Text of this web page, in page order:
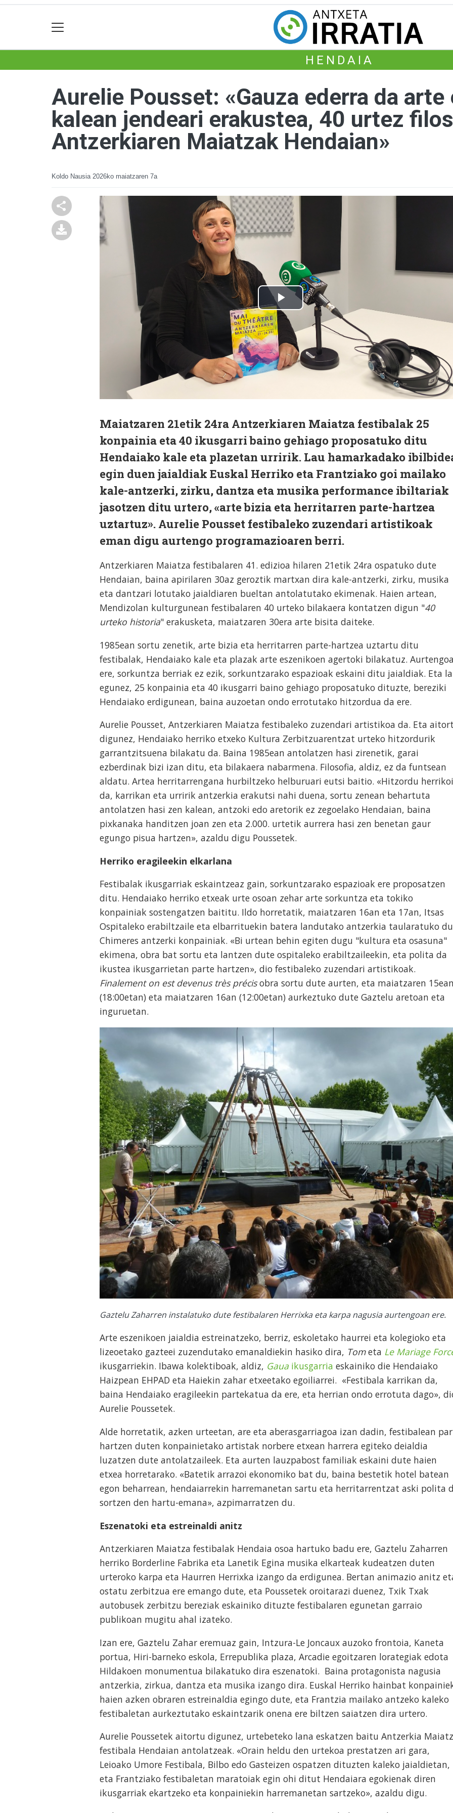
HENDAIA
Aurelie Pousset: «Gauza ederra da
kalean jendeari erakustea, 40 urtez
Antzerkiaren Maiatzak Hendaian»
Koldo Nausia 2026ko maiatzaren 7a
Maiatzaren 21etik 24ra Antzerkiaren Maiatza festibalak 25
konpainia eta 40 ikusgarri baino gehiago proposatuko ditu
Hendaiako kale eta plazetan urririk. Lau hamarkadako
egin duen jaialdiak Euskal Herriko eta Frantziako goi mailako
kale-antzerki, zirku, dantza eta musika performance ibiltariak
jasotzen ditu urtero, «arte bizia eta herritarren parte-hartzea
uztartuz». Aurelie Pousset festibaleko zuzendari artistikoak
eman digu aurtengo programazioaren berri.
Antzerkiaren Maiatza festibalaren 41. edizioa hilaren 21etik 24ra ospatuko dute
Hendaian, baina apirilaren 30az geroztik martxan dira kale-antzerki, zirku, musika
eta dantzari lotutako jaialdiaren bueltan antolatutako ekimenak. Haien artean,
Mendizolan kulturgunean festibalaren 40 urteko bilakaera kontatzen digun "40
urteko historia" erakusketa, maiatzaren 30era arte bisita daiteke.
1985ean sortu zenetik, arte bizia eta herritarren parte-hartzea uztartu ditu
festibalak, Hendaiako kale eta plazak arte eszenikoen agertoki bilakatuz.
ere, sorkuntza berriak ez ezik, sorkuntzarako espazioak eskaini ditu jaialdiak. Eta
egunez, 25 konpainia eta 40 ikusgarri baino gehiago proposatuko dituzte, bereziki
Hendaiako erdigunean, baina auzoetan ondo errotutako hitzordua da ere.
Aurelie Pousset, Antzerkiaren Maiatza festibaleko zuzendari artistikoa da. Eta
digunez, Hendaiako herriko etxeko Kultura Zerbitzuarentzat urteko hitzordurik
garrantzitsuena bilakatu da. Baina 1985ean antolatzen hasi zirenetik, garai
ezberdinak bizi izan ditu, eta bilakaera nabarmena. Filosofia, aldiz, ez da funtsean
aldatu. Artea herritarrengana hurbiltzeko helburuari eutsi baitio. «Hitzordu
da, karrikan eta urririk antzerkia erakutsi nahi duena, sortu zenean behartuta
antolatzen hasi zen kalean, antzoki edo aretorik ez zegoelako Hendaian, baina
pixkanaka handitzen joan zen eta 2.000. urtetik aurrera hasi zen benetan gaur
egungo pisua hartzen», azaldu digu Poussetek.
Herriko eragileekin elkarlana
Festibalak ikusgarriak eskaintzeaz gain, sorkuntzarako espazioak ere proposatzen
ditu. Hendaiako herriko etxeak urte osoan zehar arte sorkuntza eta tokiko
konpainiak sostengatzen baititu. Ildo horretatik, maiatzaren 16an eta 17an, Itsas
Ospitaleko erabiltzaile eta elbarrituekin batera landutako antzerkia taularatuko du
Chimeres antzerki konpainiak. «Bi urtean behin egiten dugu "kultura eta osasuna"
ekimena, obra bat sortu eta lantzen dute ospitaleko erabiltzaileekin, eta polita da
ikustea ikusgarrietan parte hartzen», dio festibaleko zuzendari artistikoak.
Finalement on est devenus très précisobra sortu dute aurten, eta maiatzaren
(18:00etan) eta maiatzaren 16an (12:00etan) aurkeztuko dute Gaztelu aretoan eta
inguruetan.
Gaztelu Zaharren instalatuko dute festibalaren Herrixka eta karpa nagusia aurtengoan ere.
Arte eszenikoen jaialdia estreinatzeko, berriz, eskoletako haurrei eta kolegioko eta
lizeoetako gazteei zuzendutako emanaldiekin hasiko dira, Tometa Le Mariage
ikusgarriekin. Ibawa kolektiboak, aldiz, Gaua ikusgarria eskainiko die Hendaiako
Haizpean EHPAD eta Haiekin zahar etxeetako egoiliarrei. «Festibala karrikan da,
baina Hendaiako eragileekin partekatua da ere, eta herrian ondo errotuta dago»,
Aurelie Poussetek.
Alde horretatik, azken urteetan, are eta aberasgarriagoa izan dadin, festibalean
hartzen duten konpainietako artistak norbere etxean harrera egiteko deialdia
luzatzen dute antolatzaileek. Eta aurten lauzpabost familiak eskaini dute haien
etxea horretarako. «Batetik arrazoi ekonomiko bat du, baina bestetik hotel batean
egon beharrean, hendaiarrekin harremanetan sartu eta herritarrentzat aski polita
sortzen den hartu-emana», azpimarratzen du.
Eszenatoki eta estreinaldi anitz
Antzerkiaren Maiatza festibalak Hendaia osoa hartuko badu ere, Gaztelu Zaharren
herriko Borderline Fabrika eta Lanetik Egina musika elkarteak kudeatzen duten
urteroko karpa eta Haurren Herrixka izango da erdigunea. Bertan animazio anitz
ostatu zerbitzua ere emango dute, eta Poussetek oroitarazi duenez, Txik Txak
autobusek zerbitzu bereziak eskainiko dituzte festibalaren egunetan garraio
publikoan mugitu ahal izateko.
Izan ere, Gaztelu Zahar eremuaz gain, Intzura-Le Joncaux auzoko frontoia, Kaneta
portua, Hiri-barneko eskola, Errepublika plaza, Arcadie egoitzaren lorategiak edota
Hildakoen monumentua bilakatuko dira eszenatoki. Baina protagonista nagusia
antzerkia, zirkua, dantza eta musika izango dira. Euskal Herriko hainbat
haien azken obraren estreinaldia egingo dute, eta Frantzia mailako antzeko kaleko
festibaletan aurkeztutako eskaintzarik onena ere biltzen saiatzen dira urtero.
Aurelie Poussetek aitortu digunez, urtebeteko lana eskatzen baitu Antzerkia
festibala Hendaian antolatzeak. «Orain heldu den urtekoa prestatzen ari gara,
Leioako Umore Festibala, Bilbo edo Gasteizen ospatzen dituzten kaleko jaialdietan,
eta Frantziako festibaletan maratoiak egin ohi ditut Hendaiara egokienak diren
ikusgarriak ekartzeko eta konpainiekin harremanetan sartzeko», azaldu digu.